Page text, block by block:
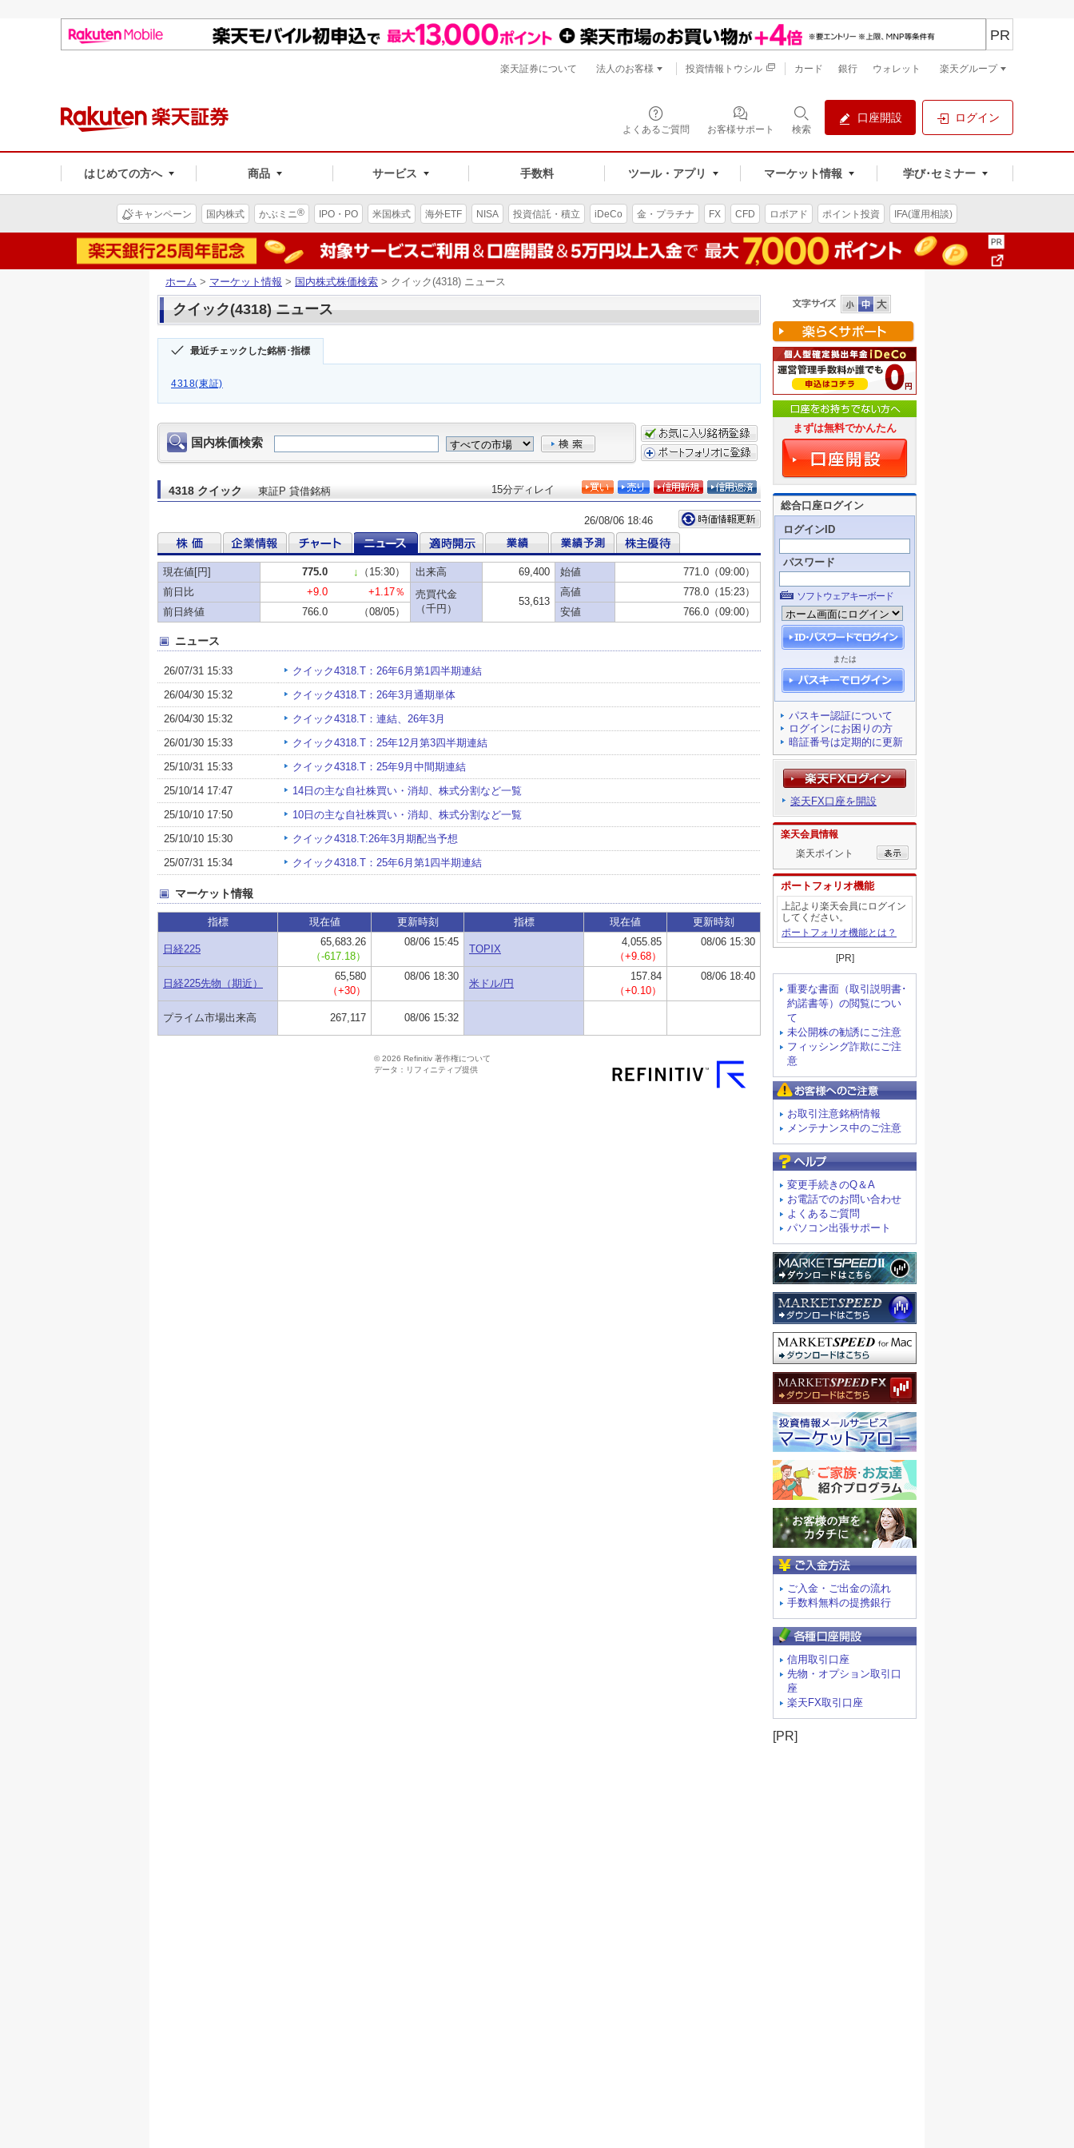
よくあるご質問 お客様サポート 検索
口座開設 ログイン
はじめての方へ 商品 サービス 手数料 ツール・アプリ マーケット情報 学び･セミナー
PR
楽天証券について 法人のお客様 投資情報トウシル カード 銀行 ウォレット 楽天グループ
キャンペーン 国内株式 かぶミニ® IPO・PO 米国株式 海外ETF NISA 投資信託・積立 iDeCo 金・プラチナ FX CFD ロボアド ポイント投資 IFA(運用相談)
ホーム > マーケット情報 > 国内株式株価検索 > クイック(4318) ニュース
クイック(4318) ニュース
最近チェックした銘柄･指標
4318(東証)
まずは無料でかんたん
総合口座ログイン
ログインID
パスワード
ソフトウェアキーボード
または
パスキー認証について
ログインにお困りの方
暗証番号は定期的に更新
楽天FX口座を開設
楽天会員情報
楽天ポイント
ポートフォリオ機能
上記より楽天会員にログイン
してください。
ポートフォリオ機能とは？
[PR]
重要な書面（取引説明書･
約諾書等）の閲覧につい
て
未公開株の勧誘にご注意
フィッシング詐欺にご注
意
お取引注意銘柄情報
メンテナンス中のご注意
変更手続きのQ＆A
お電話でのお問い合わせ
よくあるご質問
パソコン出張サポート
ご入金・ご出金の流れ
手数料無料の提携銀行
信用取引口座
先物・オプション取引口
座
楽天FX取引口座
[PR]